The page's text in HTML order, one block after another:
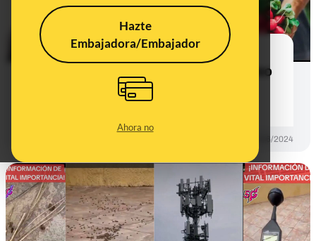
Hazte
Embajadora/Embajador
Ahora no
Las desinformaciones sobre la
vacuna contra la COVID-19 del vídeo
que propone tomar rábano para
"sacar el grafeno del cuerpo"
28/06/2024